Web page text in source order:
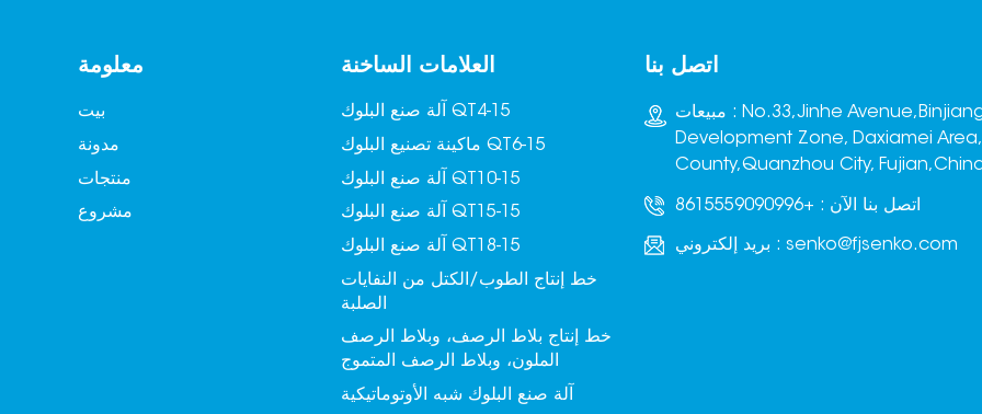
معلومة
بيت
مدونة
منتجات
مشروع
العلامات الساخنة
آلة صنع البلوك QT4-15
ماكينة تصنيع البلوك QT6-15
آلة صنع البلوك QT10-15
آلة صنع البلوك QT15-15
آلة صنع البلوك QT18-15
خط إنتاج الطوب/الكتل من النفايات
الصلبة
خط إنتاج بلاط الرصف، وبلاط الرصف
الملون، وبلاط الرصف المتموج
آلة صنع البلوك شبه الأوتوماتيكية
اتصل بنا
مبيعات : No.33,Jinhe Avenue,Binjiang
Development Zone, Daxiamei
County,Quanzhou City,
اتصل بنا الآن : +8615559090996
بريد إلكتروني : senko@fjsenko.com